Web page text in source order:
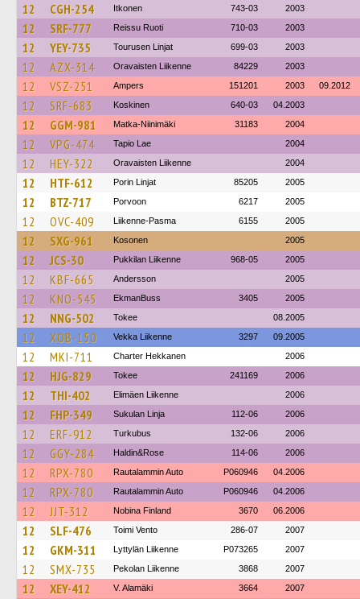
12 CGH-254 Itkonen 743-03 2003
12 SRF-777 Reissu Ruoti 710-03 2003
12 YEY-735 Tourusen Linjat 699-03 2003
12 AZX-314 Oravaisten Liikenne 84229 2003
12 VSZ-251 Ampers 151201 2003 09.2012
12 SRF-683 Koskinen 640-03 04.2003
12 GGM-981 Matka-Niinimäki 31183 2004
12 VPG-474 Tapio Lae 2004
12 HEY-322 Oravaisten Liikenne 2004
12 HTF-612 Porin Linjat 85205 2005
12 BTZ-717 Porvoon 6217 2005
12 OVC-409 Liikenne-Pasma 6155 2005
12 SXG-961 Kosonen 2005
12 JCS-30 Pukkilan Liikenne 968-05 2005
12 KBF-665 Andersson 2005
12 KNO-545 EkmanBuss 3405 2005
12 NNG-502 Tokee 08.2005
12 XOB-150 Vekka Liikenne 3297 09.2005
12 MKI-711 Charter Hekkanen 2006
12 HJG-829 Tokee 241169 2006
12 THI-402 Elimäen Liikenne 2006
12 FHP-349 Sukulan Linja 112-06 2006
12 ERF-912 Turkubus 132-06 2006
12 GGY-284 Haldin&Rose 114-06 2006
12 RPX-780 Rautalammin Auto P060946 04.2006
12 RPX-780 Rautalammin Auto P060946 04.2006
12 JJT-312 Nobina Finland 3670 06.2006
12 SLF-476 Toimi Vento 286-07 2007
12 GKM-311 Lyttylän Liikenne P073265 2007
12 SMX-735 Pekolan Liikenne 3868 2007
12 XEY-412 V. Alamäki 3664 2007